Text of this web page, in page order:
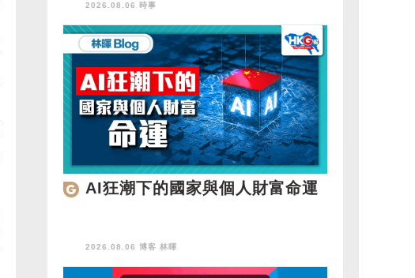
2026.08.06 時事
AI狂潮下的國家與個人財富命運
2026.08.06 博客 林暉